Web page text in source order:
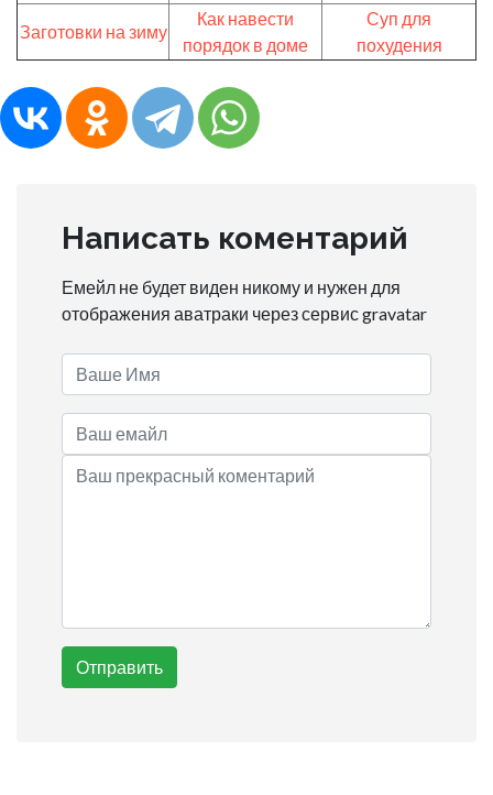
Заготовки на зиму
Как навести
порядок в доме
Суп для
похудения
Написать коментарий
Емейл не будет виден никому и нужен для
отображения аватраки через сервис gravatar
Отправить